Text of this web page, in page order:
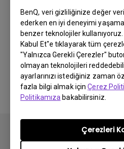
BenQ, veri gizliliğinize değer
ederken en iyi deneyimi
benzer teknolojiler
Kabul Et"e tıklayarak tüm
"Yalnızca Gerekli Çerezler"
olmayan teknolojileri
ayarlarınızı istediğiniz zaman
fazla bilgi almak içinÇerez
Politikamıza bakabilirsiniz.
Çerezleri
Güncelleme:2026/08/07
Dil:General
Dosya Boyutu:752.9 KB
Sürüm:
Önizleme